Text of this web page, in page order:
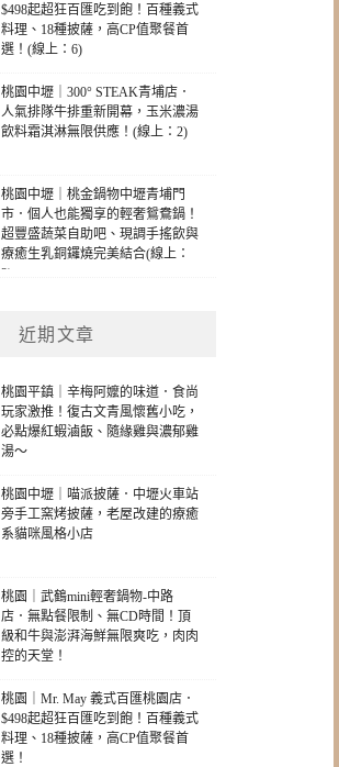
$498起超狂百匯吃到飽！百種義式
料理、18種披薩，高CP值聚餐首
選！(線上：6)
桃園中壢｜300° STEAK青埔店．
人氣排隊牛排重新開幕，玉米濃湯
飲料霜淇淋無限供應！(線上：2)
桃園中壢｜桃金鍋物中壢青埔門
市．個人也能獨享的輕奢鴛鴦鍋！
超豐盛蔬菜自助吧、現調手搖飲與
療癒生乳銅鑼燒完美結合(線上：
2)
近期文章
桃園平鎮｜辛梅阿嬤的味道．食尚
玩家激推！復古文青風懷舊小吃，
必點爆紅蝦滷飯、隨緣雞與濃郁雞
湯～
桃園中壢｜喵派披薩．中壢火車站
旁手工窯烤披薩，老屋改建的療癒
系貓咪風格小店
桃園｜武鶴mini輕奢鍋物-中路
店．無點餐限制、無CD時間！頂
級和牛與澎湃海鮮無限爽吃，肉肉
控的天堂！
桃園｜Mr. May 義式百匯桃園店．
$498起超狂百匯吃到飽！百種義式
料理、18種披薩，高CP值聚餐首
選！